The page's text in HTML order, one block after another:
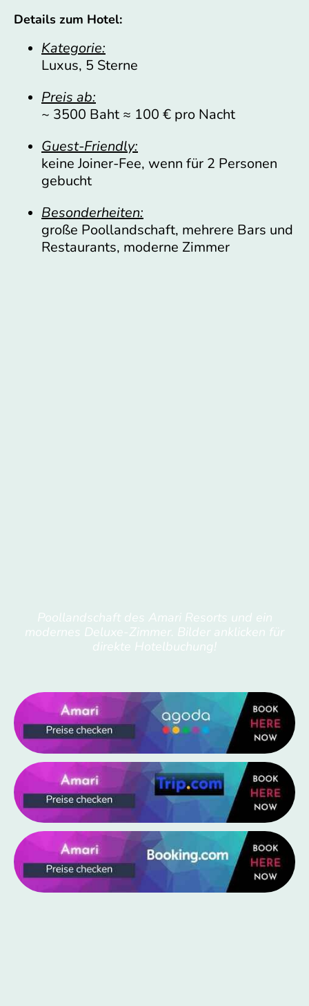
Details zum Hotel:
Kategorie:
Luxus, 5 Sterne
Preis ab:
~ 3500 Baht ≈ 100 € pro Nacht
Guest-Friendly:
keine Joiner-Fee, wenn für 2 Personen
gebucht
Besonderheiten:
große Poollandschaft, mehrere Bars und
Restaurants, moderne Zimmer
Poollandschaft des Amari Resorts und ein
modernes Deluxe-Zimmer. Bilder anklicken für
direkte Hotelbuchung!